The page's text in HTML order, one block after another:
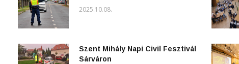
2025.10.08.
Szent Mihály Napi Civil Fesztivál
Sárváron